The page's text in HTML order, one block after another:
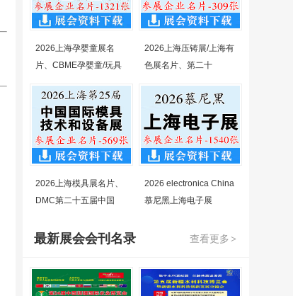
2026上海孕婴童展名
片、CBME孕婴童/玩具
2026上海压铸展/上海有
色展名片、第二十
2026上海模具展名片、
DMC第二十五届中国
2026 electronica China
慕尼黑上海电子展
查看更多 >
最新展会会刊名录